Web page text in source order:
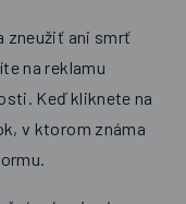
zneužiť ani smrť
na reklamu
Keď kliknete na
v ktorom známa